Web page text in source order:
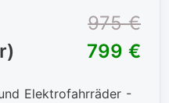
975 €
799 €
Elektrofahrräder -